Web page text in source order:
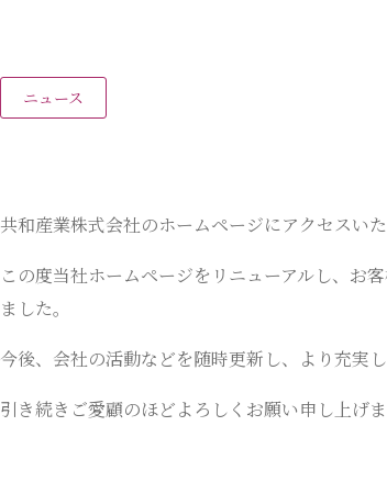
ニュース
共和産業株式会社のホームページにアクセスい
この度当社ホームページをリニューアルし、お
ました。
今後、会社の活動などを随時更新し、より充実
引き続きご愛顧のほどよろしくお願い申し上げま